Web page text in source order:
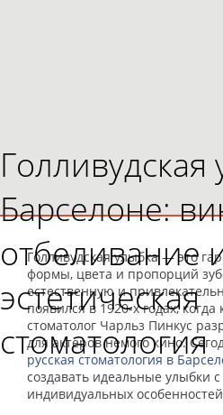
Голливудская
Барселоне:
отбеливание
эстетическая
стоматология
Голливудская улыбка — это
формы, цвета и пропорций
естественную и
появился в 1920-х годах,
стоматолог Чарльз Пинкус
для актеров немого кино.
русская стоматология в
создавать идеальные улыбки
индивидуальных